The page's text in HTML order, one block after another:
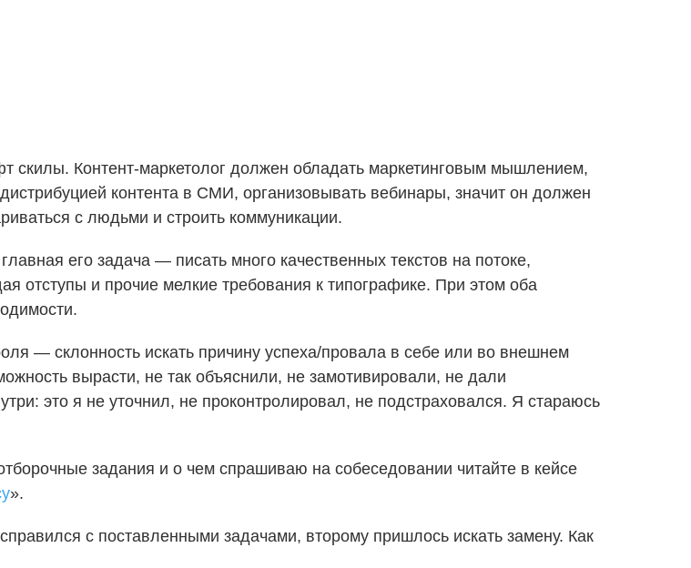
скилы. Контент-маркетолог должен обладать маркетинговым мышлением,
контента в СМИ, организовывать вебинары, значит он должен
с людьми и строить коммуникации.
его задача — писать много качественных текстов на потоке,
отступы и прочие мелкие требования к типографике. При этом оба
— склонность искать причину успеха/провала в себе или во внешнем
вырасти, не так объяснили, не замотивировали, не дали
это я не уточнил, не проконтролировал, не подстраховался. Я стараюсь
задания и о чем спрашиваю на собеседовании читайте в кейсе
».
с поставленными задачами, второму пришлось искать замену. Как